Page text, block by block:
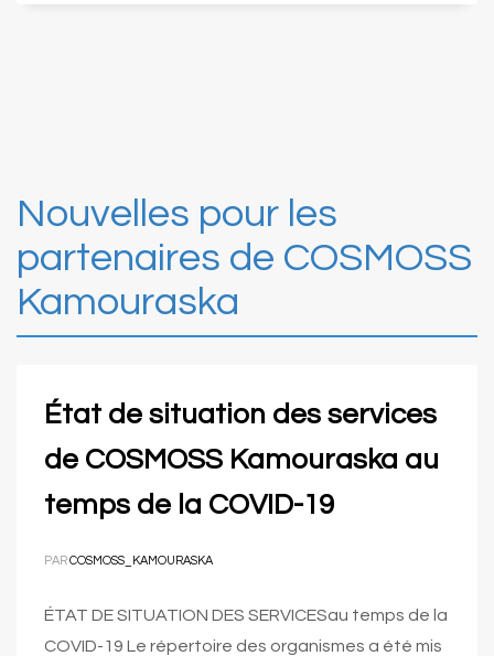
Nouvelles pour les
partenaires de COSMOSS
Kamouraska
État de situation des services
de COSMOSS Kamouraska au
temps de la COVID-19
PARCOSMOSS_KAMOURASKA
ÉTAT DE SITUATION DES SERVICESau temps de la
COVID-19 Le répertoire des organismes a été mis